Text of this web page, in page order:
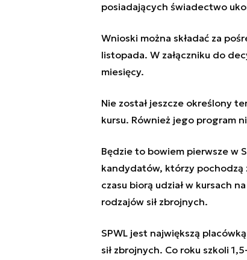
posiadających świadectwo
Wnioski można składać za
listopada. W załączniku do
miesięcy.
Nie został jeszcze określony
kursu. Również jego program
Będzie to bowiem pierwsze w
kandydatów, którzy pochodzą
czasu biorą udział w kursach
rodzajów sił zbrojnych.
SPWL jest największą
sił zbrojnych. Co roku szkoli